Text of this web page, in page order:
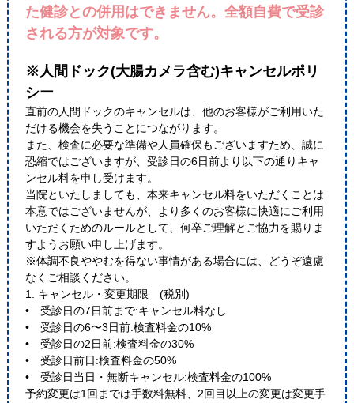
た健診との併用はできません。全額自費で受診
される方が対象です。
※人間ドック(大腸カメラ含む)キャンセルポリ
シー
直前の人間ドックのキャンセルは、他のお客様がご利用いた
だける機会を失うことにつながります。
また、検査に必要な準備や人員確保もございますため、誠に
恐縮ではございますが、受診日の6日前より以下の通りキャ
ンセル料を申し受けます。
当院といたしましても、本来キャンセル料をいただくことは
本意ではございませんが、より多くのお客様に快適にご利用
いただくためのルールとして、何卒ご理解とご協力を賜りま
すようお願い申し上げます。
※体調不良ややむを得ない事情がある場合には、どうぞ遠慮
なくご相談ください。
1. キャンセル・変更期限 (税別)
• 受診日の7日前まで:キャンセル料なし
• 受診日の6〜3日前:検査料金の10%
• 受診日の2日前:検査料金の30%
• 受診日前日:検査料金の50%
• 受診日当日・無断キャンセル:検査料金の100%
予約変更は1回までは手数料無料、2回目以上の変更は変更手